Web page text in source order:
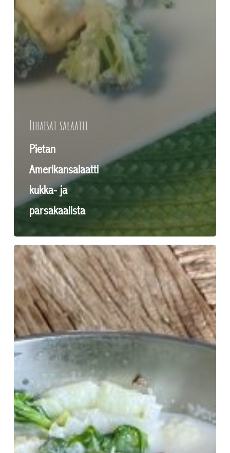
Lihaisat salaatit
Pietan
Amerikansalaatti
kukka- ja
parsakaalista
Kesäkeitto
thaimaustein